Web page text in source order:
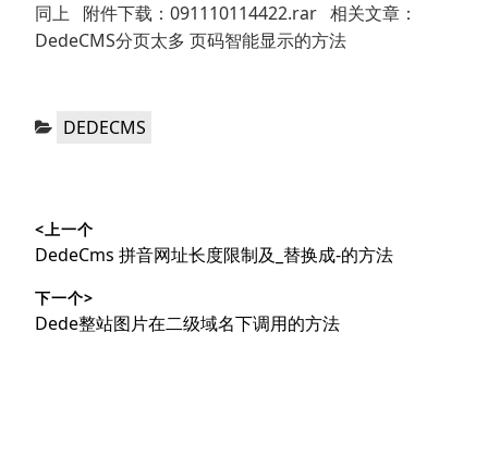
同上 附件下载：091110114422.rar 相关文章：
DedeCMS分页太多 页码智能显示的方法
分
DEDECMS
章
导
航
<上一个
上
文
章：
DedeCms 拼音网址长度限制及_替换成-的方法
下一个>
下
Dede整站图片在二级域名下调用的方法